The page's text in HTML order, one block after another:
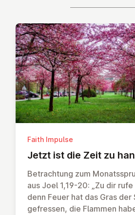
Faith Impulse
Jetzt ist die Zeit zu
Betrachtung zum
aus Joel 1,19-20: „Zu dir rufe
denn Feuer hat das Gras der
gefressen, die Flammen